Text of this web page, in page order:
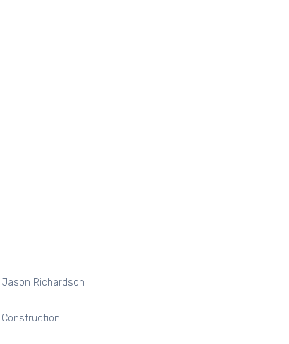
Jason Richardson
Construction